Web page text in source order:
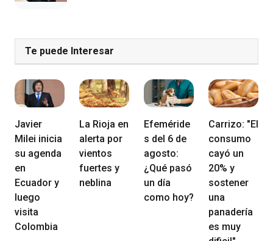
Te puede Interesar
Javier
Milei inicia
su agenda
en
Ecuador y
luego
visita
Colombia
La Rioja en
alerta por
vientos
fuertes y
neblina
Efeméride
s del 6 de
agosto:
¿Qué pasó
un día
como hoy?
Carrizo: "El
consumo
cayó un
20% y
sostener
una
panadería
es muy